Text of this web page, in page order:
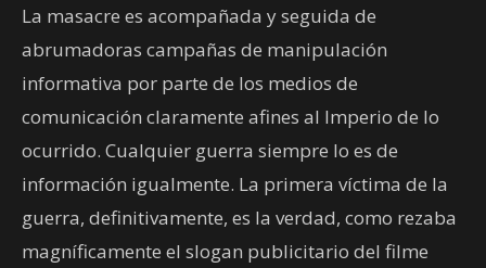
La masacre es acompañada y seguida de
abrumadoras campañas de manipulación
informativa por parte de los medios de
comunicación claramente afines al Imperio de lo
ocurrido. Cualquier guerra siempre lo es de
información igualmente. La primera víctima de la
guerra, definitivamente, es la verdad, como rezaba
magníficamente el slogan publicitario del filme